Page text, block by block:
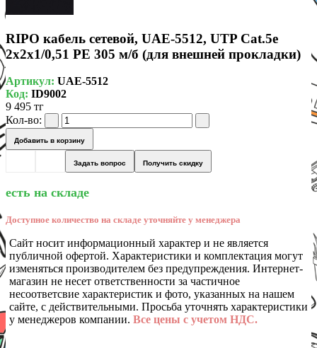
RIPO кабель сетевой, UAE-5512, UTP Cat.5e
2x2x1/0,51 PE 305 м/б (для внешней прокладки)
Артикул: UAE-5512
Код: ID9002
9 495 тг
Кол-во:
Добавить в корзину
Задать вопрос Получить скидку
есть на складе
Доступное количество на складе уточняйте у менеджера
Сайт носит информационный характер и не является
публичной офертой. Характеристики и комплектация могут
изменяться производителем без предупреждения. Интернет-
магазин не несет ответственности за частичное
несоответсвие характеристик и фото, указанных на нашем
сайте, с действительными. Просьба уточнять характеристики
у менеджеров компании. Все цены с учетом НДС.